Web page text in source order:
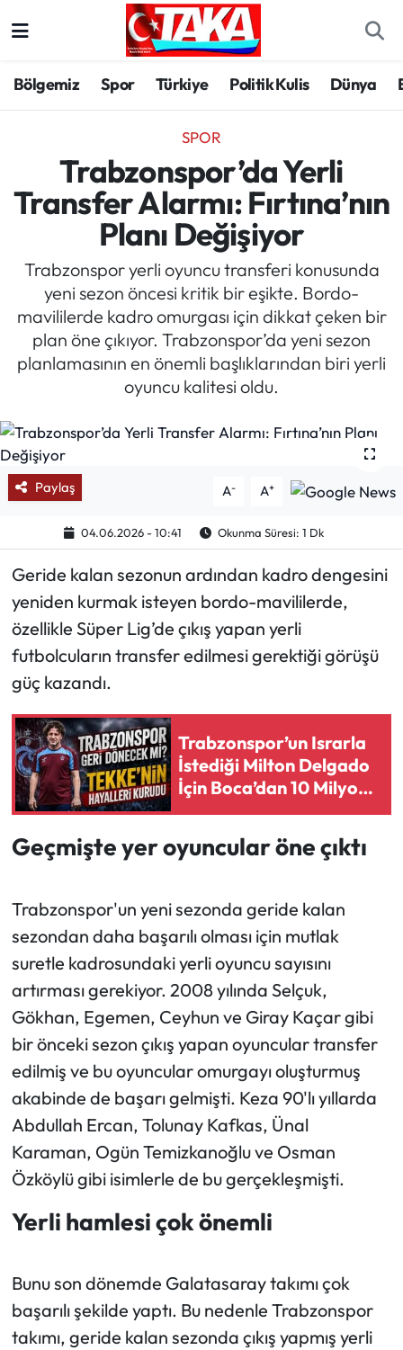
Bölgemiz Spor Türkiye Politik Kulis Dünya
SPOR
Trabzonspor’da Yerli
Transfer Alarmı: Fırtına’nın
Planı Değişiyor
Trabzonspor yerli oyuncu transferi konusunda
yeni sezon öncesi kritik bir eşikte. Bordo-
mavililerde kadro omurgası için dikkat çeken bir
plan öne çıkıyor. Trabzonspor’da yeni sezon
planlamasının en önemli başlıklarından biri yerli
oyuncu kalitesi oldu.
Paylaş A- A+
04.06.2026 - 10:41 Okunma Süresi: 1 Dk
Geride kalan sezonun ardından kadro dengesini
yeniden kurmak isteyen bordo-mavililerde,
özellikle Süper Lig’de çıkış yapan yerli
futbolcuların transfer edilmesi gerektiği görüşü
güç kazandı.
Trabzonspor’un Israrla
İstediği Milton Delgado
İçin Boca’dan 10 Milyon
Dolarlık Ret
Geçmişte yer oyuncular öne çıktı
Trabzonspor'un yeni sezonda geride kalan
sezondan daha başarılı olması için mutlak
suretle kadrosundaki yerli oyuncu sayısını
artırması gerekiyor. 2008 yılında Selçuk,
Gökhan, Egemen, Ceyhun ve Giray Kaçar gibi
bir önceki sezon çıkış yapan oyuncular transfer
edilmiş ve bu oyuncular omurgayı oluşturmuş
akabinde de başarı gelmişti. Keza 90'lı yıllarda
Abdullah Ercan, Tolunay Kafkas, Ünal
Karaman, Ogün Temizkanoğlu ve Osman
Özköylü gibi isimlerle de bu gerçekleşmişti.
Yerli hamlesi çok önemli
Bunu son dönemde Galatasaray takımı çok
başarılı şekilde yaptı. Bu nedenle Trabzonspor
takımı, geride kalan sezonda çıkış yapmış yerli
Spor
Türkiye
Kültür/Sanat
Politika
Politik Kulis
Dünya
Mektup Galeri
Röportaj
Manşet
Köşe Yazıları
Karikatür Galeri
BIK
ASTROLOJİ
Spor Yazıları
Mektup Galeri
Ekonomi
Turizm
Teknoloji
Trabzon Hava Durumu
Trabzon Trafik Yoğunluk Haritası
Süper Lig Puan Durumu ve Fikstür
Tüm Manşetler
Son Dakika Haberleri
Haber Arşivi